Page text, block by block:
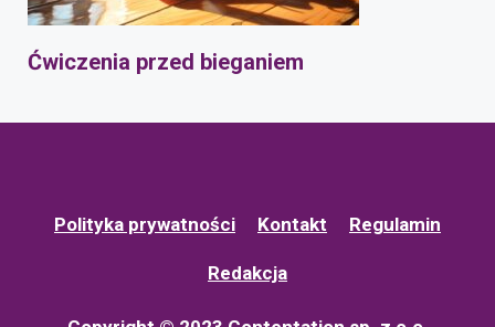
Ćwiczenia przed bieganiem
Polityka prywatności Kontakt Regulamin
Redakcja